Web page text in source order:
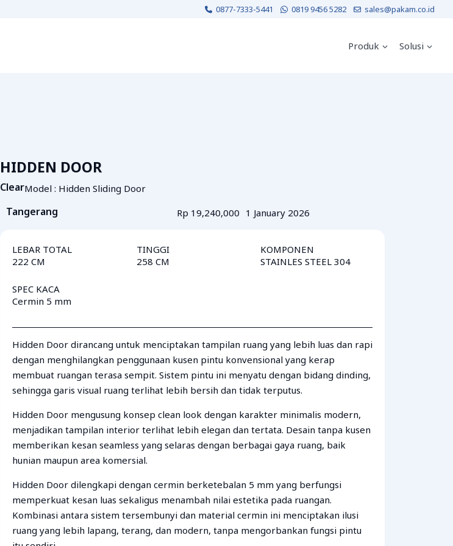
0877-7333-5441 0819 9456 5282 sales@pakam.co.id
Produk Solusi
HIDDEN DOOR
ClearModel : Hidden Sliding Door
Tangerang Rp 19,240,000 1 January 2026
LEBAR TOTAL
222 CM
TINGGI
258 CM
KOMPONEN
STAINLES STEEL 304
SPEC KACA
Cermin 5 mm
Hidden Door dirancang untuk menciptakan tampilan ruang yang lebih luas dan rapi
dengan menghilangkan penggunaan kusen pintu konvensional yang kerap
membuat ruangan terasa sempit. Sistem pintu ini menyatu dengan bidang dinding,
sehingga garis visual ruang terlihat lebih bersih dan tidak terputus.
Hidden Door mengusung konsep clean look dengan karakter minimalis modern,
menjadikan tampilan interior terlihat lebih elegan dan tertata. Desain tanpa kusen
memberikan kesan seamless yang selaras dengan berbagai gaya ruang, baik
hunian maupun area komersial.
Hidden Door dilengkapi dengan cermin berketebalan 5 mm yang berfungsi
memperkuat kesan luas sekaligus menambah nilai estetika pada ruangan.
Kombinasi antara sistem tersembunyi dan material cermin ini menciptakan ilusi
ruang yang lebih lapang, terang, dan modern, tanpa mengorbankan fungsi pintu